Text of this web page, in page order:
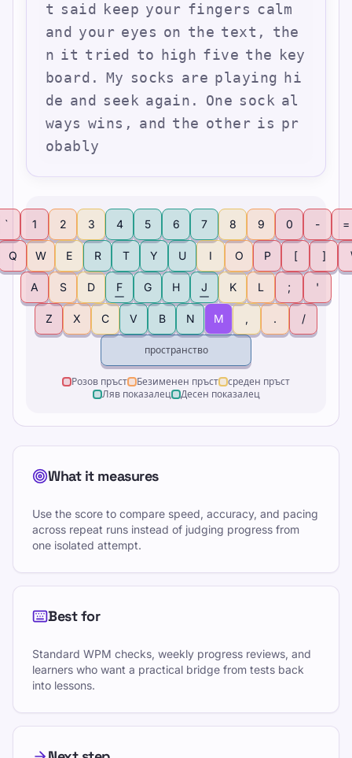
t said keep your fingers calm
and you r eyes on t he text , t he
n it t ried to hig h five t he key
board . My socks are playing hi
de and see k again . One soc k al
ways wins , and t he ot he r is pr
obably
` 1 2 3 4 5 6 7 8 9 0 - =
Q W E R T Y U I O P [ ]
A S D F G H J K L ; '
Z X C V B N M , . /
пространство
Розов пръст Безименен пръст
среден пръст
Ляв показалец
Десен показалец
What it measures
Use the score to compare speed, accuracy, and pacing
across repeat runs instead of judging progress from
one isolated attempt.
Best for
Standard WPM checks, weekly progress reviews, and
learners who want a practical bridge from tests back
into lessons.